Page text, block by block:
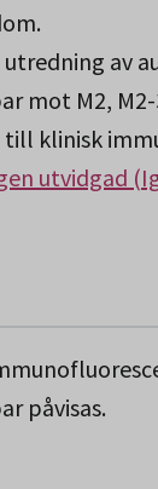
utredning av
mot M2, M2-
till klinisk
utvidgad
påvisas.